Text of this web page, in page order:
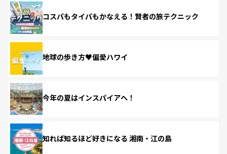
コスパもタイパもかなえる！賢者の旅テクニック
地球の歩き方♥偏愛ハワイ
今年の夏はインスパイアへ！
知れば知るほど好きになる 湘南・江の島